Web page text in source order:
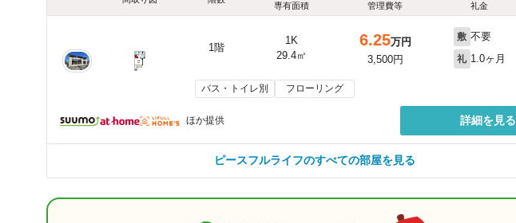
専有面積
管理費等
礼金
1階
1K
29.4㎡
6.25万円
3,500円
敷 不要
礼 1.0ヶ月
バス・トイレ別 フローリング
ほか提供 詳細を見る
ピースフルライフのすべての部屋を見る